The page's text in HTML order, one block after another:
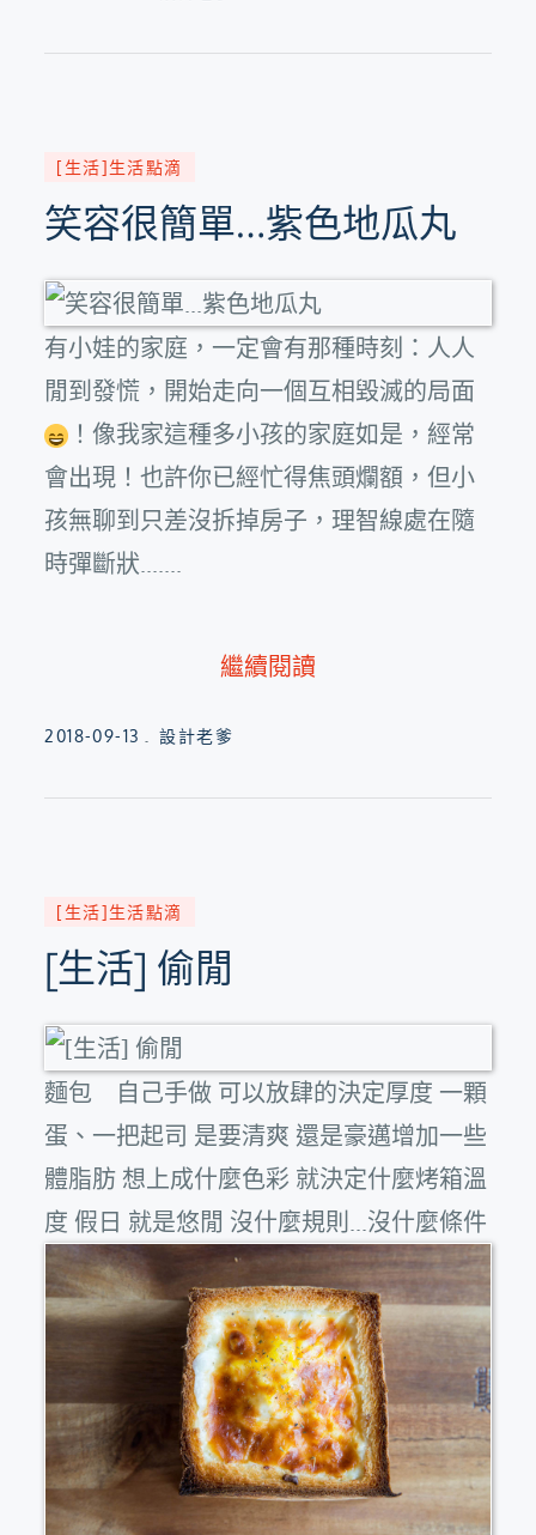
[生活]生活點滴
笑容很簡單…紫色地瓜丸
有小娃的家庭，一定會有那種時刻：人人
閒到發慌，開始走向一個互相毀滅的局面
！像我家這種多小孩的家庭如是，經常
會出現！也許你已經忙得焦頭爛額，但小
孩無聊到只差沒拆掉房子，理智線處在隨
時彈斷狀.......
繼續閱讀
Posted
2018-09-13 設計老爹
[生活]生活點滴
[生活] 偷閒
麵包 自己手做 可以放肆的決定厚度 一顆
蛋、一把起司 是要清爽 還是豪邁增加一些
體脂肪 想上成什麼色彩 就決定什麼烤箱溫
度 假日 就是悠閒 沒什麼規則...沒什麼條件